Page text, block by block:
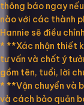
thông báo ngay
nào với các thành
Hannie sẽ điều
* **Xác nhận thiết
tư vấn và chốt ý
gồm tên, tuổi, lời
* **Vận chuyển và
và cách bảo quản